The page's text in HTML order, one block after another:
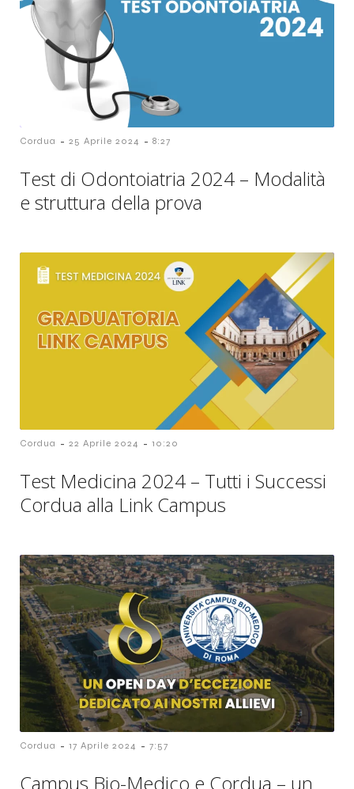
Cordua - 25 Aprile 2024 - 8:27
Test di Odontoiatria 2024 – Modalità
e struttura della prova
Cordua - 22 Aprile 2024 - 10:20
Test Medicina 2024 – Tutti i Successi
Cordua alla Link Campus
Cordua - 17 Aprile 2024 - 7:57
Campus Bio-Medico e Cordua – un